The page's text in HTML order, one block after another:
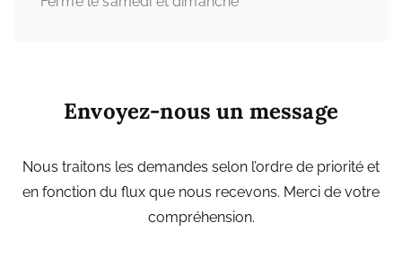
Envoyez-nous un message
Nous traitons les demandes selon l’ordre de priorité et
en fonction du flux que nous recevons. Merci de votre
compréhension.